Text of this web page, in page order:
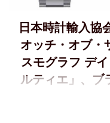
日本時計輸入協
オッチ・オブ・
スモグラフ デ
ルティエ」、ブ
一般社団法人 日本時
ッチ・オブ・ザ・イ